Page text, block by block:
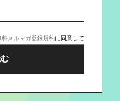
料メルマガ登録規約に同意して